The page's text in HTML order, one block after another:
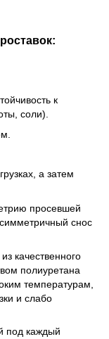
к
соли).
а затем
просевшей
снос
качественного
полиуретана
температурам,
и слабо
под каждый